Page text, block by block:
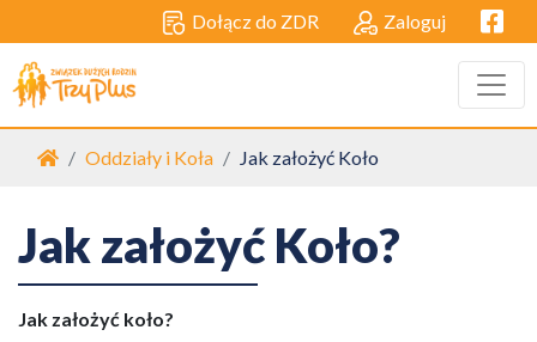
Dołącz do ZDR Zaloguj
Strona główna
Oddziały i Koła Jak założyć Koło
Jak założyć Koło?
Jak założyć koło?